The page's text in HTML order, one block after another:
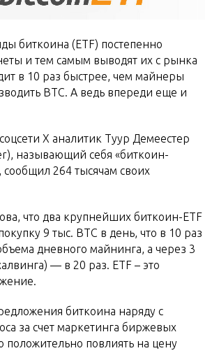
биткоина (ETF) постепенно
и тем самым выводят их с рынка
в 10 раз быстрее, чем майнеры
BTC. А ведь впереди еще и
X аналитик Туур Демеестер
называющий себя «биткоин-
сообщил 264 тысячам своих
что два крупнейших биткоин-ETF
9 тыс. BTC в день, что в 10 раз
дневного майнинга, а через 3
— в 20 раз. ETF – это
биткоина наряду с
за счет маркетинга биржевых
повлиять на цену